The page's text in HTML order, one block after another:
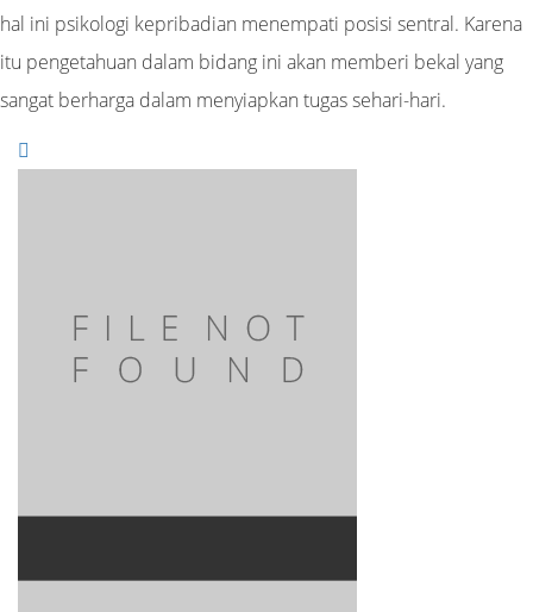
hal ini psikologi kepribadian menempati posisi sentral. Karena
itu pengetahuan dalam bidang ini akan memberi bekal yang
sangat berharga dalam menyiapkan tugas sehari-hari.